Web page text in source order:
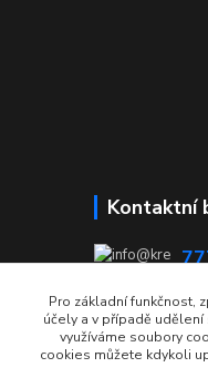
Kontaktní
Pro základní funkčnost,
účely a v případě
využíváme soubory
cookies můžete kdykoli